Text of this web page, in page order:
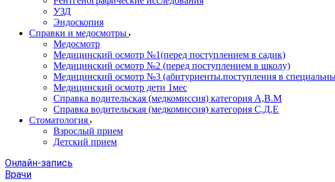
УЗД
Эндоскопия
Справки и медосмотры
Медосмотр
Медицинский осмотр №1(перед поступлением в садик)
Медицинский осмотр №2 (перед поступлением в школу)
Медицинский осмотр №3 (абитуриенты.поступления в
Медицинский осмотр дети 1мес
Справка водительская (медкомиссия) категория А,В.М
Справка водительская (медкомиссия) категория С,Д,Е
Стоматология
Взрослый прием
Детский прием
Онлайн-запись
Врачи